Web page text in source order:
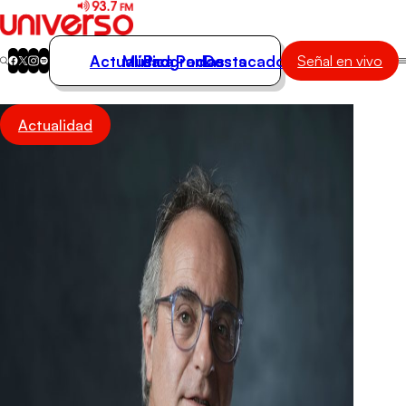
Actualidad
Música
Actualidad
Música
Programas
Podcasts
Destacados Señal en vivo
Actualidad